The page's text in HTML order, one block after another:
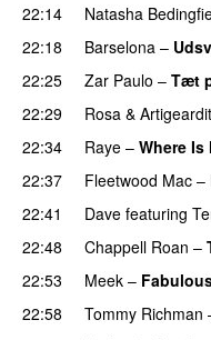
22:14
Natasha
22:18
Barselona –
22:25 Zar Paulo – Tæt
22:29
Rosa & Artigeardit
22:34 Raye – Where Is
22:37 Fleetwood Mac –
22:41
Dave featuring
22:48
Chappell Roan –
22:53
Meek –
22:58 Tommy Richman